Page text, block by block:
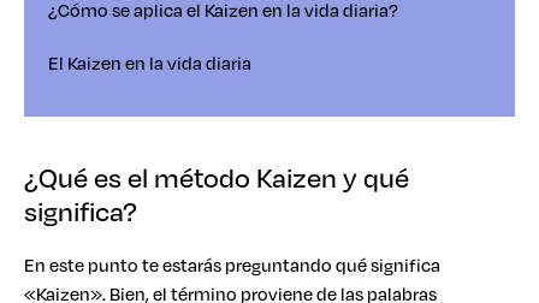
¿Cómo se aplica el Kaizen en la vida diaria?
El Kaizen en la vida diaria
¿Qué es el método Kaizen y qué
significa?
En este punto te estarás preguntando qué significa
«Kaizen». Bien, el término proviene de las palabras